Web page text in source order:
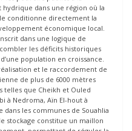
hydrique dans une région où la
conditionne directement la
économique local.
dans une logique de
les déficits historiques
population en croissance.
et le raccordement de
de plus de 6000 mètres
telles que Cheikh et Ouled
à Nedroma, Aïn El-hout à
dans les communes de Souahlia
stockage constitue un maillon